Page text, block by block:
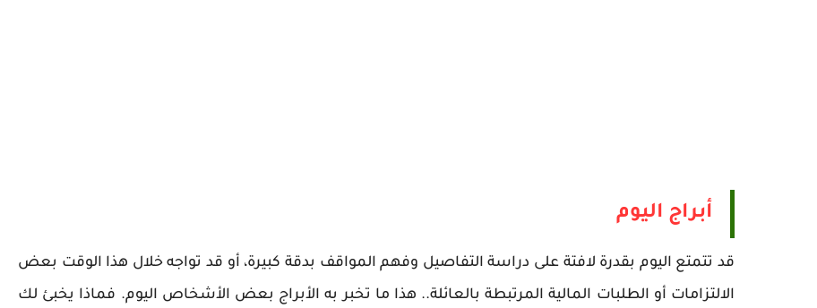
أبراج اليوم
قد تتمتع اليوم بقدرة لافتة على دراسة التفاصيل وفهم المواقف بدقة كبيرة، أو قد تواجه خلال هذا الوقت بعض
الالتزامات أو الطلبات المالية المرتبطة بالعائلة.. هذا ما تخبر به الأبراج بعض الأشخاص اليوم. فماذا يخبئ لك